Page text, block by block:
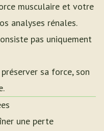
musculaire et votre
analyses rénales.
pas uniquement
sa force, son
une perte